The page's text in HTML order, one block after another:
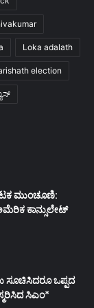
Loka adalath
election
ಮುಂಚೂಣಿ:
ಕಾನ್ಸುಲೇಟ್
ಸೂಚಿಸಿದರೂ ಒಪ್ಪದ
ಸಿಎಂ*